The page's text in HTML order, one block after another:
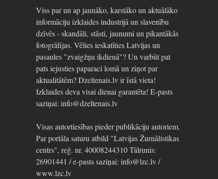
Viss par un ap jaunāko, karstāko un aktuālāko
informāciju izklaides industrijā un slavenību
dzīvēs - skandāli, stāsti, jaunumi un pikantākās
fotogrāfijas. Vēlies ieskatīties Latvijas un
pasaules "zvaigžņu ikdienā"? Un varbūt pat
pats iejusties paparaci lomā un ziņot par
aktualitātēm? Dzeltenais.lv ir īstā vieta!
Izklaides deva visai dienai garantēta! E-pasts
saziņai: info@dzeltenais.lv
Visas autortiesības pieder publikāciju autoriem.
Par portāla saturu atbild "Latvijas Žurnālistikas
centrs", reģ. nr. 40008244310 Tālrunis:
26901441 / e-pasts saziņai: info@lzc.lv /
www.lzc.lv